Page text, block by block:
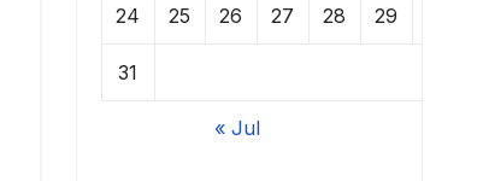
24 25 26 27 28 29
31
« Jul